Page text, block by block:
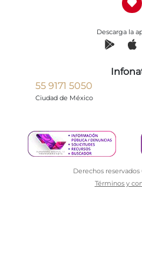
Descarga la
55 9171 5050
Ciudad de México
Derechos
Términos y